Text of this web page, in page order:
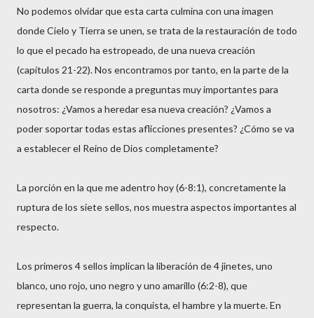
No podemos olvidar que esta carta culmina con una imagen
donde Cielo y Tierra se unen, se trata de la restauración de todo
lo que el pecado ha estropeado, de una nueva creación
(capítulos 21-22). Nos encontramos por tanto, en la parte de la
carta donde se responde a preguntas muy importantes para
nosotros: ¿Vamos a heredar esa nueva creación? ¿Vamos a
poder soportar todas estas aflicciones presentes? ¿Cómo se va
a establecer el Reino de Dios completamente?
La porción en la que me adentro hoy (6-8:1), concretamente la
ruptura de los siete sellos, nos muestra aspectos importantes al
respecto.
Los primeros 4 sellos implican la liberación de 4 jinetes, uno
blanco, uno rojo, uno negro y uno amarillo (6:2-8), que
representan la guerra, la conquista, el hambre y la muerte. En